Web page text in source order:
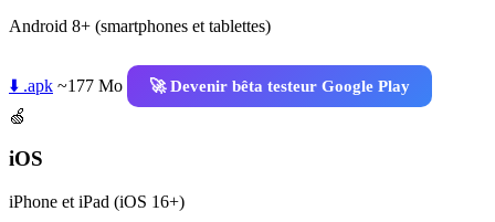
Android 8+ (smartphones et tablettes)
⬇️ .apk ~177 Mo
🚀 Devenir bêta testeur Google Play
🍏
iOS
iPhone et iPad (iOS 16+)